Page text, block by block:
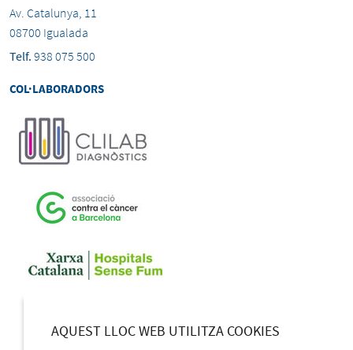
Av. Catalunya, 11
08700 Igualada
Telf. 938 075 500
COL·LABORADORS
AQUEST LLOC WEB UTILITZA COOKIES